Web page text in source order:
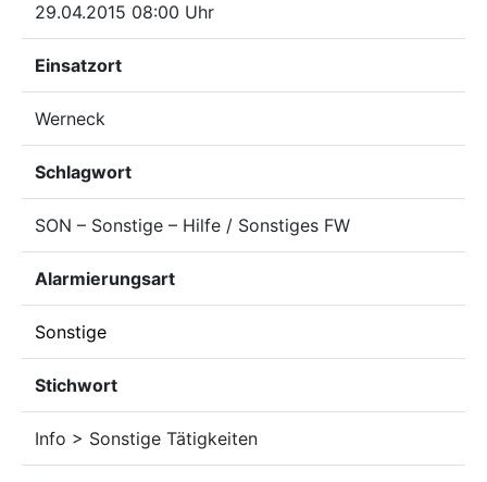
29.04.2015 08:00 Uhr
Einsatzort
Werneck
Schlagwort
SON – Sonstige – Hilfe / Sonstiges FW
Alarmierungsart
Sonstige
Stichwort
Info > Sonstige Tätigkeiten